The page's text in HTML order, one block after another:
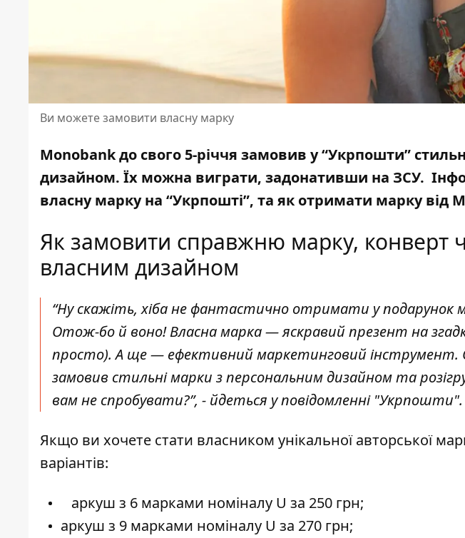
Ви можете замовити власну марку
Monobank до свого 5-річчя замовив у “Укрпошти”
дизайном. Їх можна виграти, задонативши на ЗСУ.
власну марку на “Укрпошті”, та як отримати марку від
Як замовити справжню марку, конверт
власним дизайном
“Ну скажіть, хіба не фантастично отримати у подарунок
Отож-бо й воно! Власна марка — яскравий презент на
просто). А ще — ефективний маркетинговий інструмент.
замовив стильні марки з персональним дизайном та
вам не спробувати?”, - йдеться у повідомленні "Укрпошти".
Якщо ви хочете стати власником унікальної авторської
варіантів:
⠀аркуш з 6 марками номіналу U за 250 грн;
аркуш з 9 марками номіналу U за 270 грн;